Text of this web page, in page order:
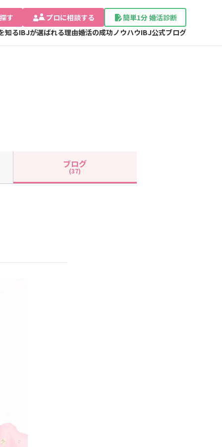
す プロに相談する
簡単1分 婚活診断
知るIBJが選ばれる理由婚活の成功ノウハウIBJ公式ブログ
ブログ
(37)